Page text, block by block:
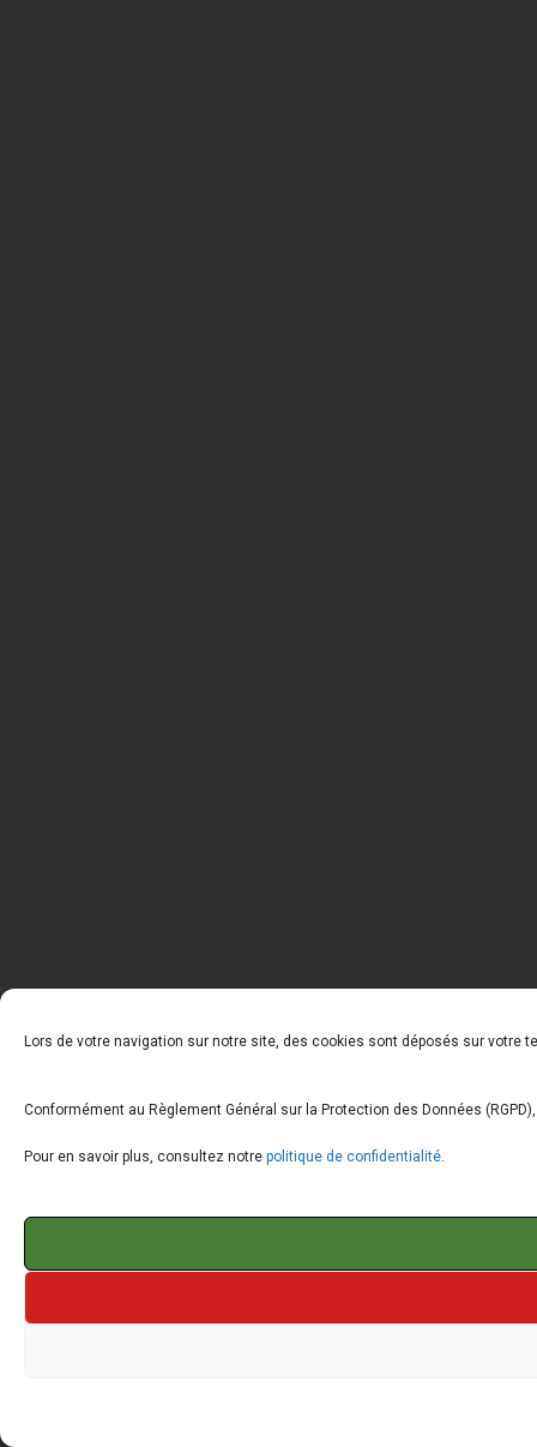
Lors de votre navigation sur notre site, des cookies sont déposés sur votre
Conformément au Règlement Général sur la Protection des Données
Pour en savoir plus, consultez notre politique de confidentialité.